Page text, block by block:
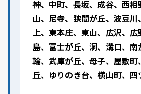
神、中町、長坂、成谷、西相
山、尼寺、狭間が丘、波豆
上、東本庄、東山、広沢、
島、富士が丘、洞、溝口、
輪、武庫が丘、母子、屋敷
丘、ゆりのき台、横山町、四